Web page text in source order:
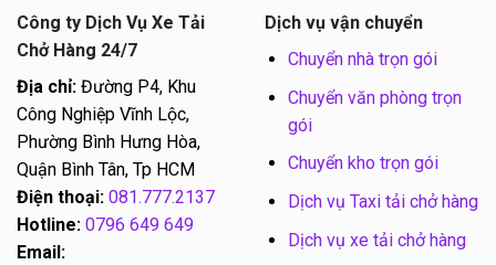
Công ty Dịch Vụ Xe Tải
Chở Hàng 24/7
Địa chỉ: Đường P4, Khu
Công Nghiệp Vĩnh Lộc,
Phường Bình Hưng Hòa,
Quận Bình Tân, Tp HCM
Điện thoại: 081.777.2137
Hotline: 0796 649 649
Email:
Dịch vụ vận chuyển
Chuyển nhà trọn gói
Chuyển văn phòng trọn
gói
Chuyển kho trọn gói
Dịch vụ Taxi tải chở hàng
Dịch vụ xe tải chở hàng